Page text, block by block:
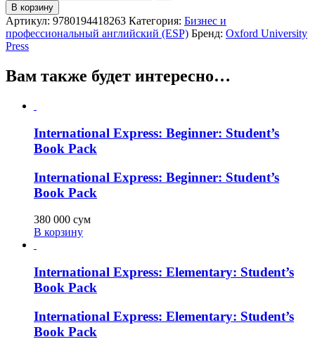
В корзину
Артикул: 9780194418263 Категория: Бизнес и
профессиональный английский (ESP) Бренд: Oxford University
Press
Вам также будет интересно…
International Express: Beginner: Student’s
Book Pack
International Express: Beginner: Student’s
Book Pack
380 000 сум
В корзину
International Express: Elementary: Student’s
Book Pack
International Express: Elementary: Student’s
Book Pack